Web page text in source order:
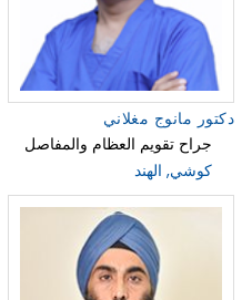
دكتور مانوج مغلاني
جراح تقويم العظام والمفاصل
كوشي, الهند